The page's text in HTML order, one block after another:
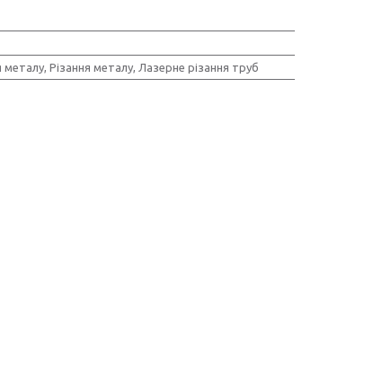
металу, Різання металу, Лазерне різання труб